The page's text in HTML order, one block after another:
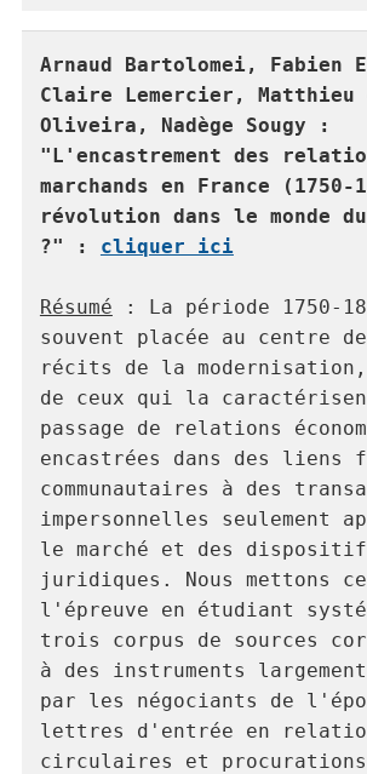
Arnaud Bartolomei, Fabien
Claire Lemercier, Matthieu
Oliveira, Nadège Sougy :
"L'encastrement des
marchands en France (1750-
révolution dans le monde du
?" : cliquer ici
Résumé : La période 1750-
souvent placée au centre
récits de la modernisation,
de ceux qui la
passage de relations
encastrées dans des liens
communautaires à des
impersonnelles seulement
le marché et des
juridiques. Nous mettons
l'épreuve en étudiant
trois corpus de sources
à des instruments
par les négociants de
lettres d'entrée en
circulaires et